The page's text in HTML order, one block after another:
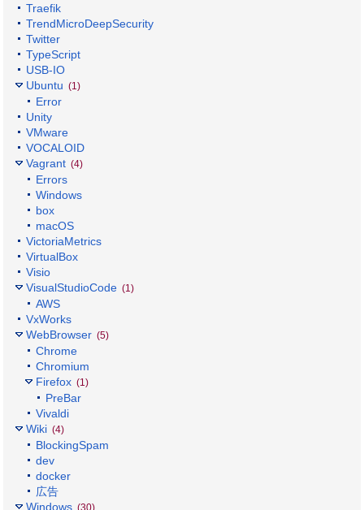
Traefik
TrendMicroDeepSecurity
Twitter
TypeScript
USB-IO
Ubuntu (1)
Error
Unity
VMware
VOCALOID
Vagrant (4)
Errors
Windows
box
macOS
VictoriaMetrics
VirtualBox
Visio
VisualStudioCode (1)
AWS
VxWorks
WebBrowser (5)
Chrome
Chromium
Firefox (1)
PreBar
Vivaldi
Wiki (4)
BlockingSpam
dev
docker
広告
Windows (30)